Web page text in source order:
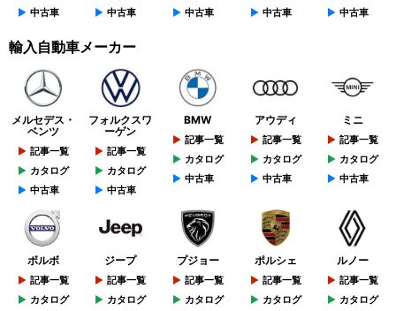
中古車
中古車
中古車
中古車
中古車
輸入自動車メーカー
メルセデス・
ベンツ
記事一覧
カタログ
中古車
フォルクスワ
ーゲン
記事一覧
カタログ
中古車
BMW
記事一覧
カタログ
中古車
アウディ
記事一覧
カタログ
中古車
ミニ
記事一覧
カタログ
中古車
ボルボ
記事一覧
カタログ
ジープ
記事一覧
カタログ
プジョー
記事一覧
カタログ
ポルシェ
記事一覧
カタログ
ルノー
記事一覧
カタログ